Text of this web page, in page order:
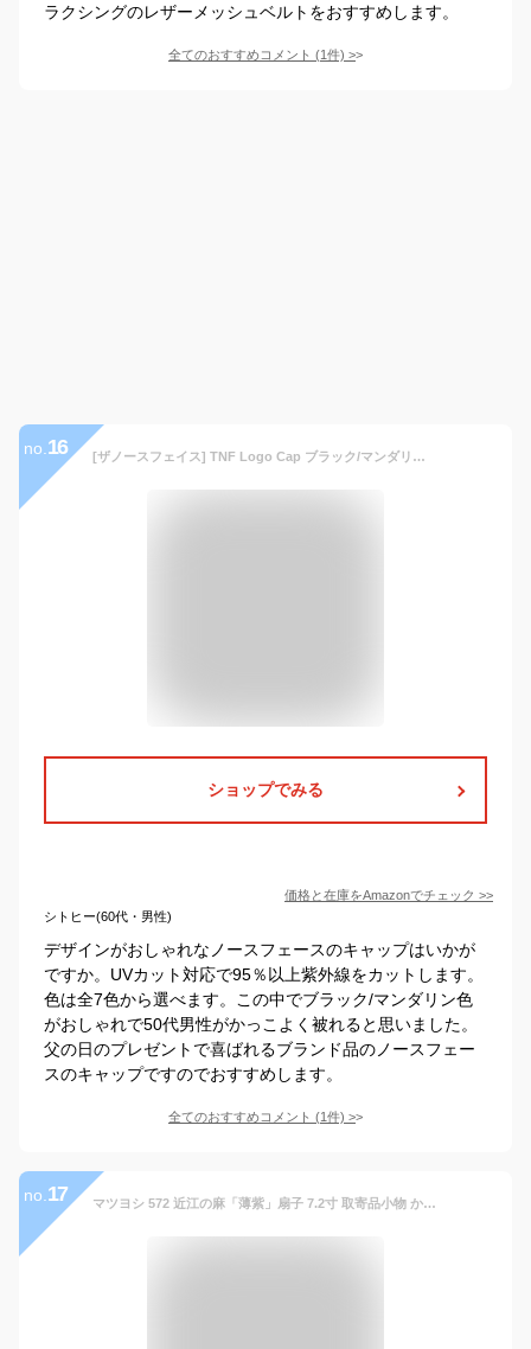
ラクシングのレザーメッシュベルトをおすすめします。
全てのおすすめコメント (1件) >
no. 16 [ザノースフェイス] TNF Logo Cap ブラック/マンダリン FREE
ショップでみる
価格と在庫をAmazonでチェック >>
シトヒー(60代・男性)
デザインがおしゃれなノースフェースのキャップはいかが
ですか。UVカット対応で95％以上紫外線をカットします。
色は全7色から選べます。この中でブラック/マンダリン色
がおしゃれで50代男性がかっこよく被れると思いました。
父の日のプレゼントで喜ばれるブランド品のノースフェー
スのキャップですのでおすすめします。
全てのおすすめコメント (1件) >
no. 17 マツヨシ 572 近江の麻「薄紫」扇子 7.2寸 取寄品小物 かっこいい 暑さ対策 和雑貨 プレゼント ギフト お祭り用品 祭り 夏 ファッション メンズ メーカー取寄品 熱中症対策